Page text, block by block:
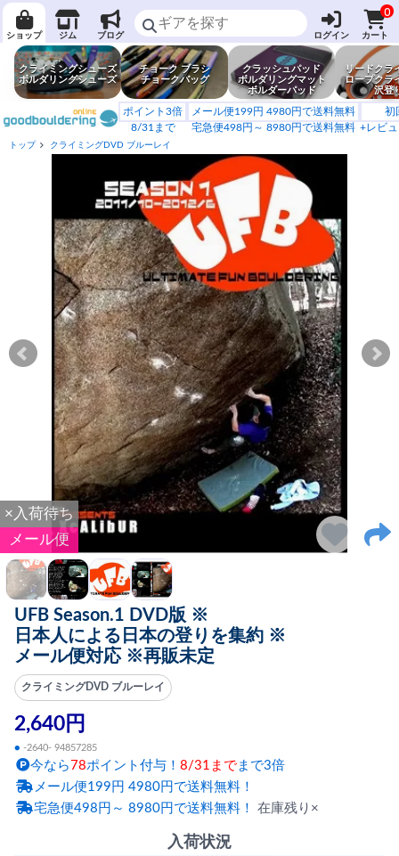
ショップ ジム ブログ ログイン
0
カート
クライミングシューズ
ボルダリングシューズ
チョーク ブラシ
チョークバッグ
クラッシュパッド
ボルダリングマット
ボルダーパッド
リードクラ
ロープクラ
沢登
ポイント3倍
8/31まで
メール便199円 4980円で送料無料
宅急便498円～ 8980円で送料無料
初
+レビ
トップ クライミングDVD ブルーレイ
×入荷待ち
メール便
UFB Season.1 DVD版 ※
日本人による日本の登りを集約 ※
メール便対応 ※再販未定
クライミングDVD ブルーレイ
2,640円
● -2640- 94857285
今なら 78ポイント付与！ 8/31まで まで3倍
メール便199円 4980円で送料無料！
宅急便498円～ 8980円で送料無料！ 在庫残り×
入荷状況